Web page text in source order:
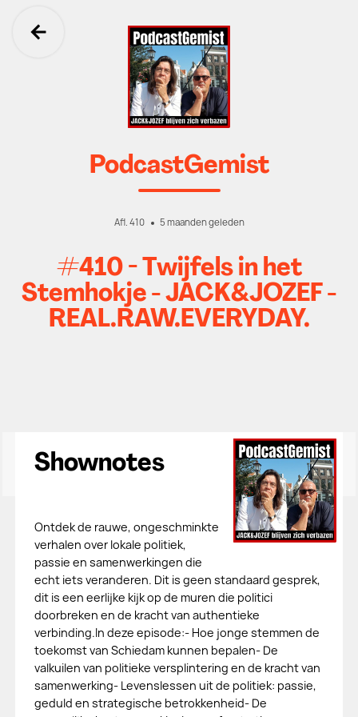
Ga terug
PodcastGemist
Afl. 410 5 maanden geleden
#410 - Twijfels in het
Stemhokje - JACK&JOZEF -
REAL.RAW.EVERYDAY.
Shownotes
Ontdek de rauwe, ongeschminkte
verhalen over lokale politiek,
passie en samenwerkingen die
echt iets veranderen. Dit is geen standaard gesprek,
dit is een eerlijke kijk op de muren die politici
doorbreken en de kracht van authentieke
verbinding.In deze episode:- Hoe jonge stemmen de
toekomst van Schiedam kunnen bepalen- De
valkuilen van politieke versplintering en de kracht van
samenwerking- Levenslessen uit de politiek: passie,
geduld en strategische betrokkenheid- De